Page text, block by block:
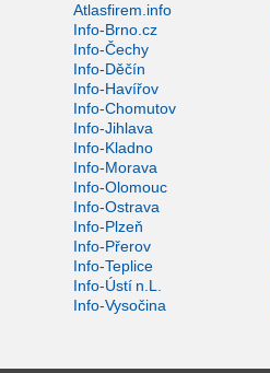
Atlasfirem.info
Info-Brno.cz
Info-Čechy
Info-Děčín
Info-Havířov
Info-Chomutov
Info-Jihlava
Info-Kladno
Info-Morava
Info-Olomouc
Info-Ostrava
Info-Plzeň
Info-Přerov
Info-Teplice
Info-Ústí n.L.
Info-Vysočina